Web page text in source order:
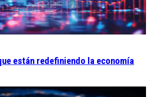
están redefiniendo la economía